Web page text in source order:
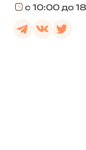
с 10:00 до